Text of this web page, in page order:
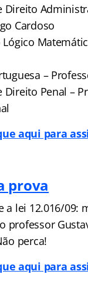
Direito
Cardoso
Lógico
–
Direito Penal –
aqui para
prova
a lei 12.016/09:
professor
perca!
aqui para